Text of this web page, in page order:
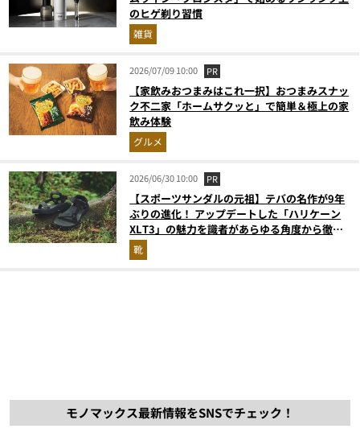
のヒゲ剃り習慣
雑貨
2026/07/09 10:00 PR
【家飲みおつまみはこれ一択】おつまみスナッ
ク不二家「ホームサクッと」で簡単＆極上の家
飲み体験
グルメ
2026/06/30 10:00 PR
【スポーツサンダルの元祖】テバの名作が9年
ぶりの進化！ アップデートした「ハリケーン
XLT3」の魅力を識者があらゆる角度から徹底
解説！
靴
モノマックス最新情報をSNSでチェック！